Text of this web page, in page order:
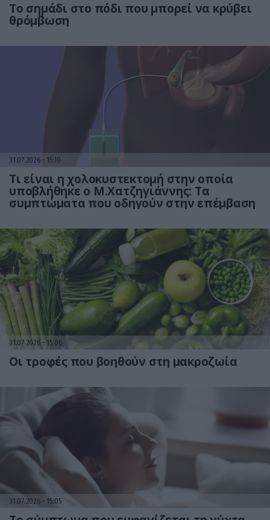
Το σημάδι στο πόδι που μπορεί να κρύβει
θρόμβωση
31.07.2026 15:10
Τι είναι η χολοκυστεκτομή στην οποία
υποβλήθηκε ο Μ.Χατζηγιάννης: Tα
συμπτώματα που οδηγούν στην επέμβαση
31.07.2026 15:06
Οι τροφές που βοηθούν στη μακροζωία
31.07.2026 15:05